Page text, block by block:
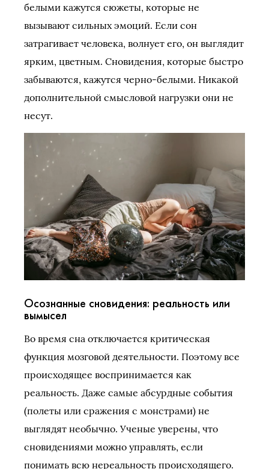
белыми кажутся сюжеты, которые не
вызывают сильных эмоций. Если сон
затрагивает человека, волнует его, он выглядит
ярким, цветным. Сновидения, которые быстро
забываются, кажутся черно-белыми. Никакой
дополнительной смысловой нагрузки они не
несут.
Осознанные сновидения: реальность или
вымысел
Во время сна отключается критическая
функция мозговой деятельности. Поэтому все
происходящее воспринимается как
реальность. Даже самые абсурдные события
(полеты или сражения с монстрами) не
выглядят необычно. Ученые уверены, что
сновидениями можно управлять, если
понимать всю нереальность происходящего.